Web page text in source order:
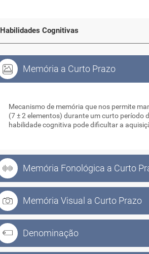
Habilidades Cognitivas
Memória a Curto Prazo
Mecanismo de memória que nos permite
(7 ± 2 elementos) durante um curto período
habilidade cognitiva pode dificultar a
Memória Fonológica a Curto
Memória Visual a Curto Prazo
Denominação